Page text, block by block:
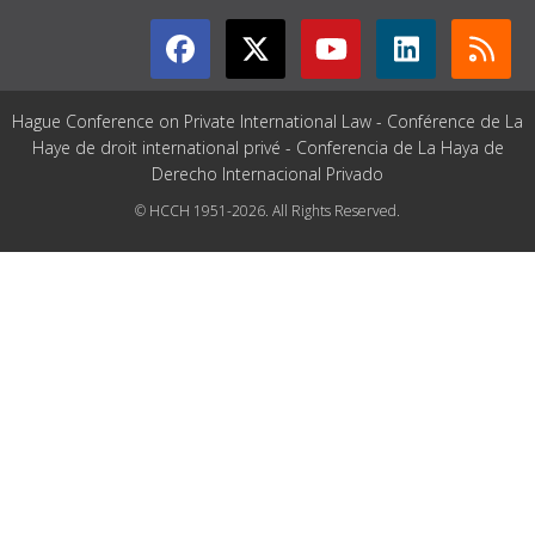
Hague Conference on Private International Law - Conférence de La
Haye de droit international privé - Conferencia de La Haya de
Derecho Internacional Privado
© HCCH 1951-2026. All Rights Reserved.